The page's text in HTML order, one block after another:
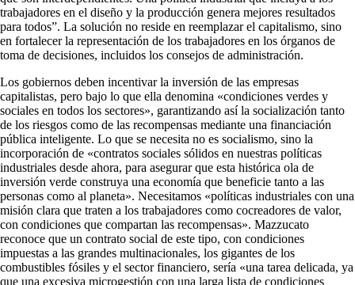
trabajadores en el diseño y la producción genera mejores resultados
para todos”. La solución no reside en reemplazar el capitalismo, sino
en fortalecer la representación de los trabajadores en los órganos de
toma de decisiones, incluidos los consejos de administración.
Los gobiernos deben incentivar la inversión de las empresas
capitalistas, pero bajo lo que ella denomina «condiciones verdes y
sociales en todos los sectores», garantizando así la socialización tanto
de los riesgos como de las recompensas mediante una financiación
pública inteligente. Lo que se necesita no es socialismo, sino la
incorporación de «contratos sociales sólidos en nuestras políticas
industriales desde ahora, para asegurar que esta histórica ola de
inversión verde construya una economía que beneficie tanto a las
personas como al planeta». Necesitamos «políticas industriales con una
misión clara que traten a los trabajadores como cocreadores de valor,
con condiciones que compartan las recompensas». Mazzucato
reconoce que un contrato social de este tipo, con condiciones
impuestas a las grandes multinacionales, los gigantes de los
combustibles fósiles y el sector financiero, sería «una tarea delicada, ya
que una excesiva microgestión con una larga lista de condiciones